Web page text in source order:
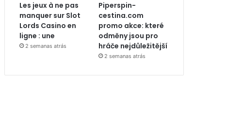
Les jeux à ne pas
manquer sur Slot
Lords Casino en
ligne : une
2 semanas atrás
Piperspin-
cestina.com
promo akce: které
odměny jsou pro
hráče nejdůležitější
2 semanas atrás